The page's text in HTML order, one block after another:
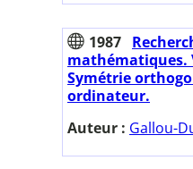
1987
mathématiques.
Symétrie
ordinateur.
Auteur : Gallou-